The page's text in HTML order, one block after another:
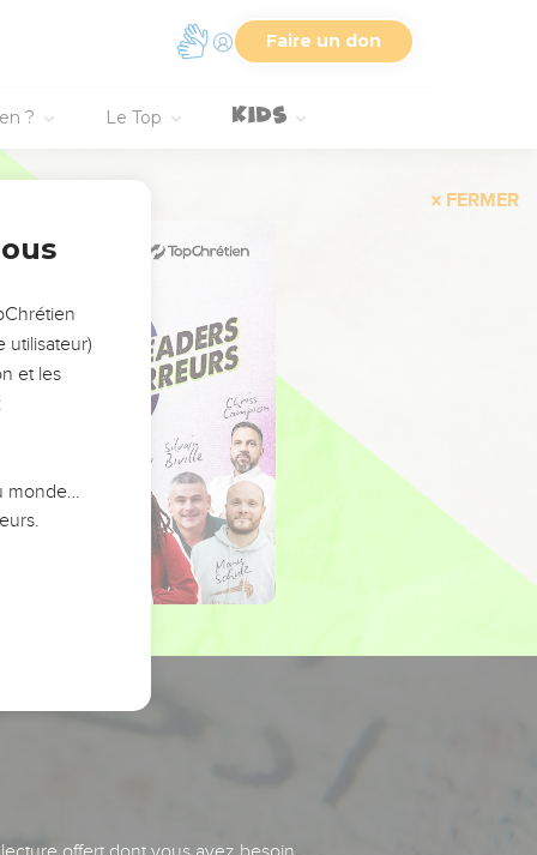
Faire un don
? Le Top
FERMER
utilisateur)
et les
monde…